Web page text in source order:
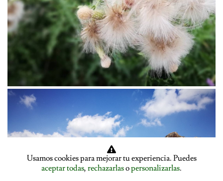
Usamos cookies para mejorar tu experiencia. Puedes
aceptar todas, rechazarlasopersonalizarlas.